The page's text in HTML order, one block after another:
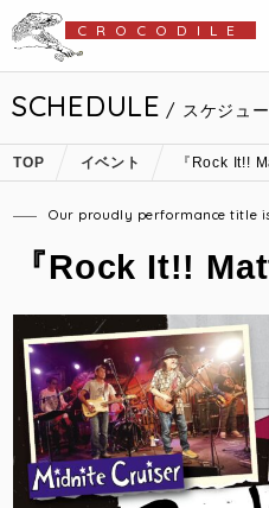
CROCODILE
SCHEDULE / スケジュ
TOP イベント 『Rock It!!
Our proudly performance title
『Rock It!!